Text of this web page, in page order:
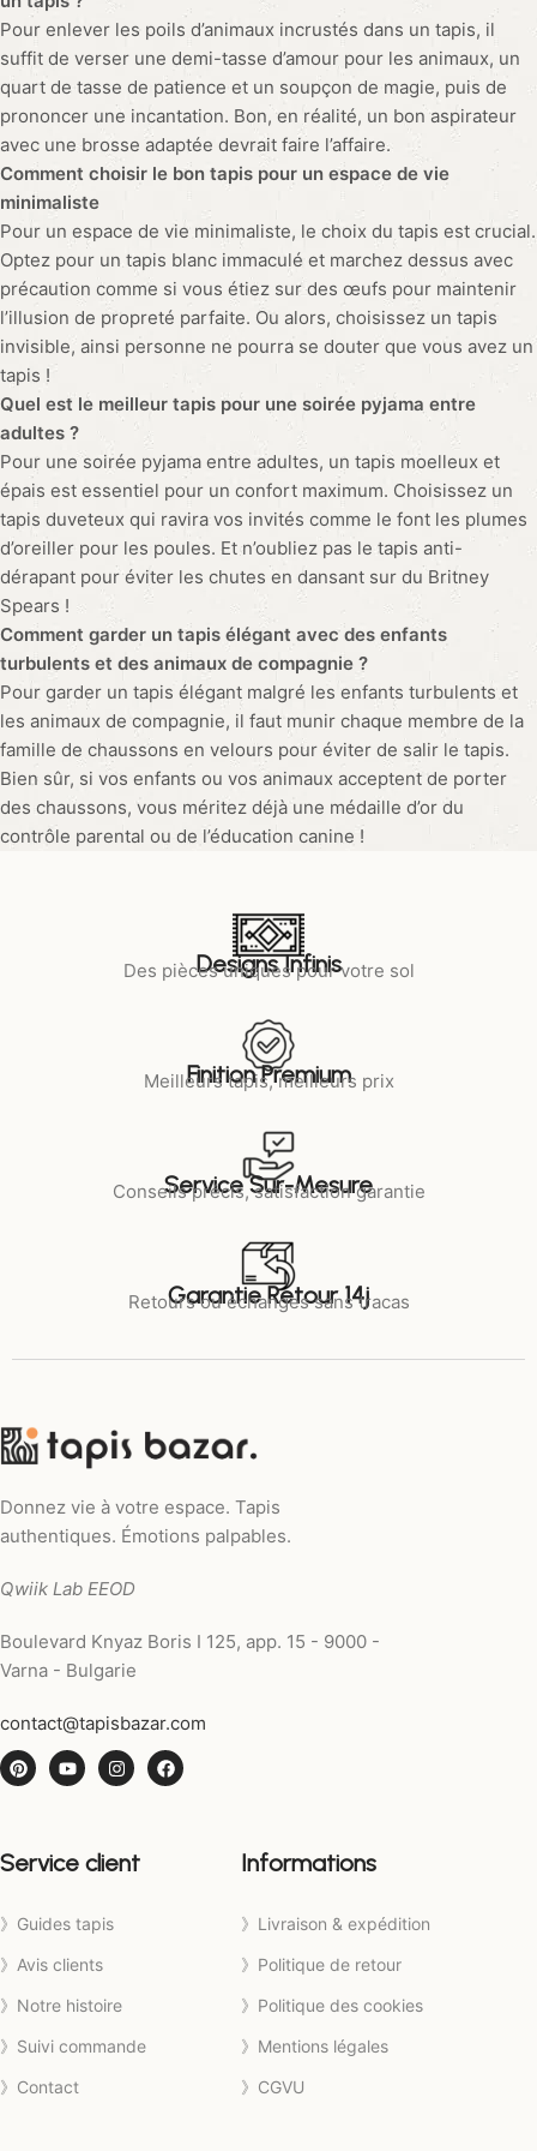
Donnez vie à votre espace. Tapis
authentiques. Émotions palpables.
Qwiik Lab EEOD
Boulevard Knyaz Boris I 125, app. 15 - 9000 -
Varna - Bulgarie
contact@tapisbazar.com
Service client
》Guides tapis
》Avis clients
》Notre histoire
》Suivi commande
》Contact
》Livraison & expédition
》Politique de retour
》Politique des cookies
》Mentions légales
》CGVU
NewsletterSurprise!
Recevez immédiatement une surprise pour
dénicher votre tapis coup de cœur.
S'inscrire ⭢